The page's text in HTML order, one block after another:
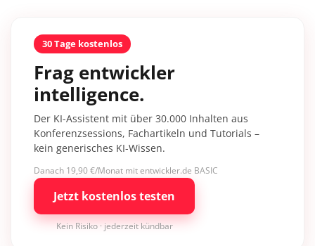
30 Tage kostenlos
Frag entwickler
intelligence.
Der KI-Assistent mit über 30.000 Inhalten aus
Konferenzsessions, Fachartikeln und Tutorials –
kein generisches KI-Wissen.
Danach 19,90 €/Monat mit entwickler.de BASIC
Jetzt kostenlos testen
Kein Risiko · jederzeit kündbar